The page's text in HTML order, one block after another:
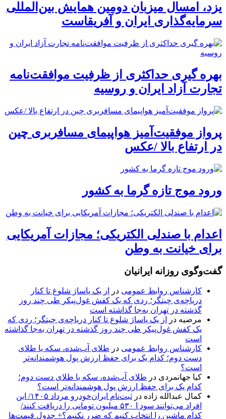
یزد، امسال میزبان دومین همایش بین‌المللی
سرمایه‌گذاری ایران و آفریقاست
بهره گیری حداکثری از ظرفیت موافقت‌نامه
تجارت آزاد ایران و روسیه
پرواز موفقیت‌آمیز هواپیمای مسافربری چین
در ارتفاع بالا /عکس
ورود موج تازه گرما به کشور
اعدام با صندلی الکتریکی؛ مجازات آمریکایی
برای خیانت به وطن
گفت‌وگوی روزانه ایرانیان
کارشناس روابط عمومی در
از یک پاساژ شلوغ تا کنار
دریاچه‌ی چیتگر؛ ردی که یک کفش غول‌پیکر طی چند روز
گذشته در تهران به‌جا گذاشته است
مرضیه در
از یک پاساژ شلوغ تا کنار دریاچه‌ی چیتگر؛ ردی که
یک کفش غول‌پیکر طی چند روز گذشته در تهران به‌جا گذاشته
است
کارشناس روابط عمومی در طلای آب‌شده، سکه یا طلای
دست دوم؛ کدام یک برای حفظ ارزش پول هوشمندانه‌تر
است؟
کیا جهانمردی در طلای آب‌شده، سکه یا طلای دست دوم؛
کدام یک برای حفظ ارزش پول هوشمندانه‌تر است؟
کمال عبدالله زاده در
ثبت‌نام ایران‌خودرو مرداد ۱۴۰۵/ این
افراد می‌توانند سود ا ۵۳۰ میلیون تومانی را دریافت کنند/
کدام ماشین را انتخاب کنیم که ضرر نکنیم؟+ جدول قیمت‌ها